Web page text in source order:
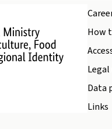
How
Data
Links